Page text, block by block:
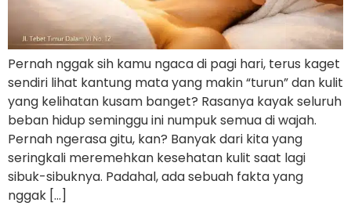
Pernah nggak sih kamu ngaca di pagi hari, terus kaget
sendiri lihat kantung mata yang makin “turun” dan kulit
yang kelihatan kusam banget? Rasanya kayak seluruh
beban hidup seminggu ini numpuk semua di wajah.
Pernah ngerasa gitu, kan? Banyak dari kita yang
seringkali meremehkan kesehatan kulit saat lagi
sibuk-sibuknya. Padahal, ada sebuah fakta yang
nggak […]